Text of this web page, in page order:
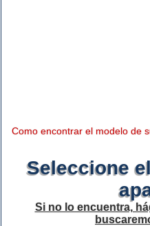
Como encontrar el modelo de
Seleccione
Si no lo encuentra,